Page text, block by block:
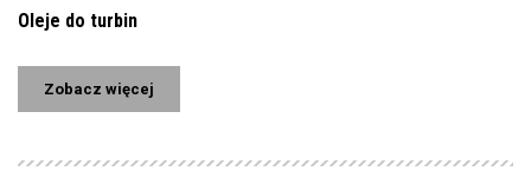
Oleje do turbin
Zobacz więcej